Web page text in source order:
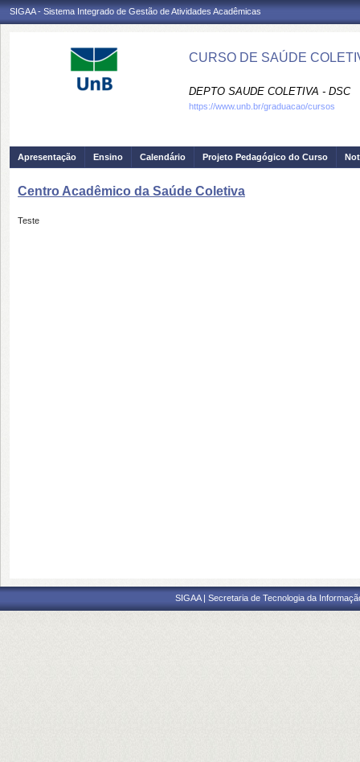
SIGAA - Sistema Integrado de Gestão de Atividades Acadêmicas
CURSO DE SAÚDE
DEPTO SAUDE COLETIVA - DSC
https://www.unb.br/graduacao/cursos
Apresentação Ensino Calendário Projeto Pedagógico do Curso
Centro Acadêmico da Saúde Coletiva
Teste
SIGAA | Secretaria de Tecnologia da